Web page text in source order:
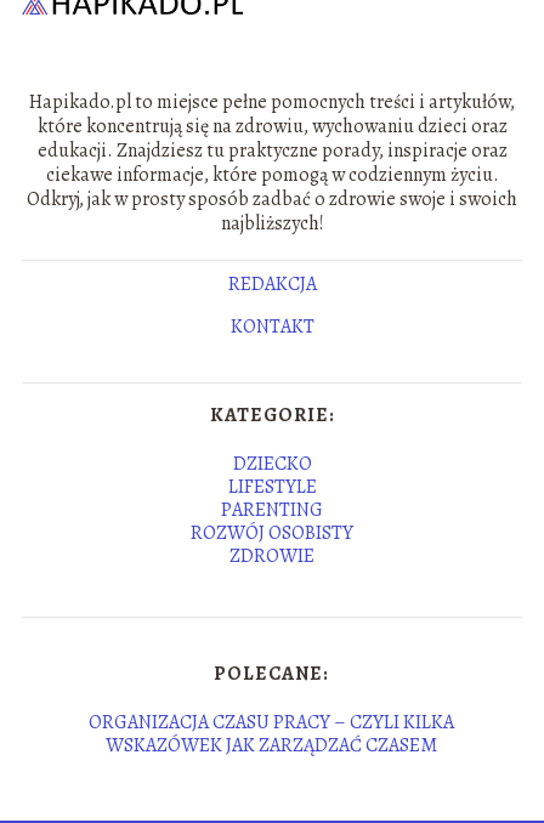
Hapikado.pl to miejsce pełne pomocnych treści i artykułów,
które koncentrują się na zdrowiu, wychowaniu dzieci oraz
edukacji. Znajdziesz tu praktyczne porady, inspiracje oraz
ciekawe informacje, które pomogą w codziennym życiu.
Odkryj, jak w prosty sposób zadbać o zdrowie swoje i swoich
najbliższych!
REDAKCJA
KONTAKT
KATEGORIE:
DZIECKO
LIFESTYLE
PARENTING
ROZWÓJ OSOBISTY
ZDROWIE
POLECANE:
ORGANIZACJA CZASU PRACY – CZYLI KILKA
WSKAZÓWEK JAK ZARZĄDZAĆ CZASEM